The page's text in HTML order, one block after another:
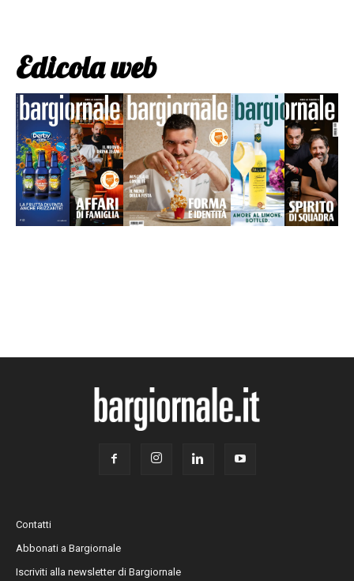
Edicola web
Contatti
Abbonati a Bargiornale
Iscriviti alla newsletter di Bargiornale